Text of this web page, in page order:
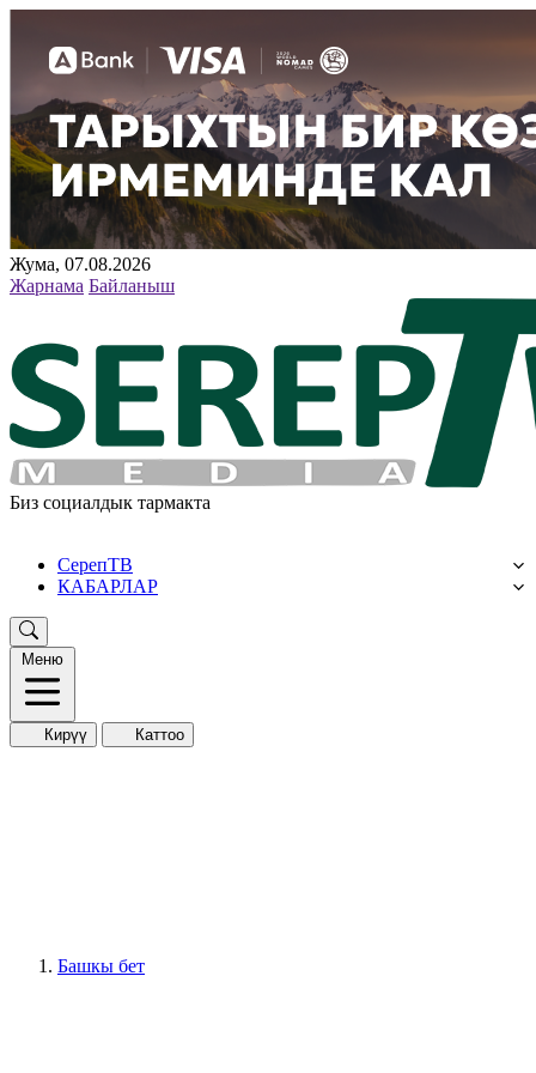
Жума, 07.08.2026
Жарнама Байланыш
Биз социалдык тармакта
СерепТВ
КАБАРЛАР
Меню
Кирүү Каттоо
Башкы бет